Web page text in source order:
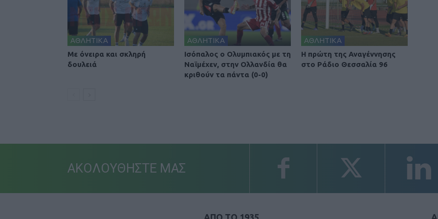
ΑΘΛΗΤΙΚΑ
Με όνειρα και σκληρή
δουλειά
ΑΘΛΗΤΙΚΑ
Ισόπαλος ο Ολυμπιακός με τη
Ναϊμέχεν, στην Ολλανδία θα
κριθούν τα πάντα (0-0)
ΑΘΛΗΤΙΚΑ
Η πρώτη της Αναγέννησης
στο Ράδιο Θεσσαλία 96
ΑΚΟΛΟΥΘΗΣΤΕ ΜΑΣ
ΑΠΟ ΤΟ 1935